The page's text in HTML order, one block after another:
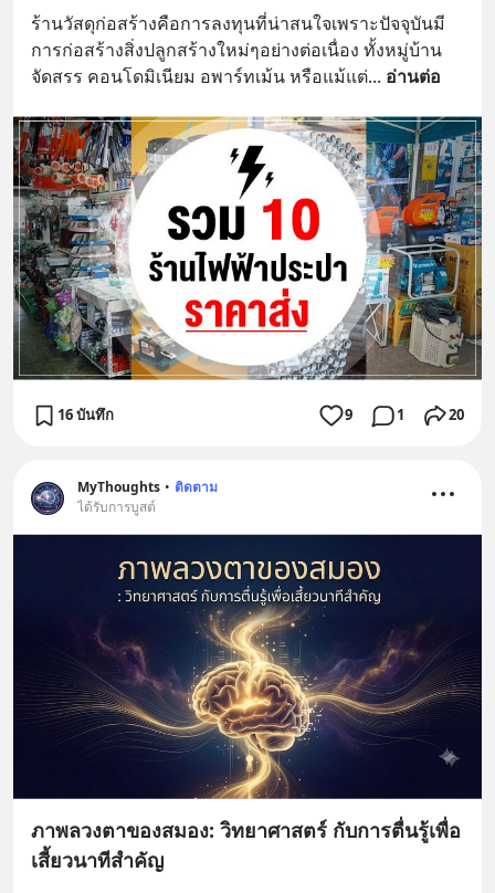
ร้านวัสดุก่อสร้างคือการลงทุนที่น่าสนใจเพราะปัจจุบันมี
การก่อสร้างสิ่งปลูกสร้างใหม่ๆอย่างต่อเนื่อง ทั้งหมู่บ้าน
จัดสรร คอนโดมิเนียม อพาร์ทเม้น หรือแม้แต่... อ่านต่อ
16 บันทึก 9 1 20
MyThoughts • ติดตาม
ได้รับการบูสต์
ภาพลวงตาของสมอง: วิทยาศาสตร์ กับการตื่นรู้เพื่อ
เสี้ยวนาทีสำคัญ